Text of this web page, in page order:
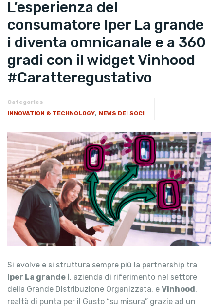
L’esperienza del
consumatore Iper La grande
i diventa omnicanale e a 360
gradi con il widget Vinhood
#Caratteregustativo
Categories
INNOVATION & TECHNOLOGY, NEWS DEI SOCI
Si evolve e si struttura sempre più la partnership tra
Iper La grande i, azienda di riferimento nel settore
della Grande Distribuzione Organizzata, e Vinhood,
realtà di punta per il Gusto “su misura” grazie ad un